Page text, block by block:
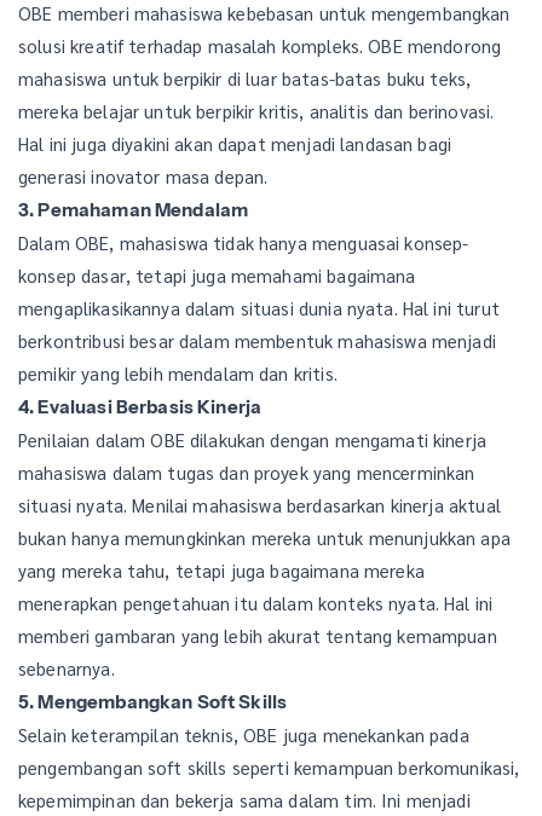
OBE memberi mahasiswa kebebasan untuk mengembangkan
solusi kreatif terhadap masalah kompleks. OBE mendorong
mahasiswa untuk berpikir di luar batas-batas buku teks,
mereka belajar untuk berpikir kritis, analitis dan berinovasi.
Hal ini juga diyakini akan dapat menjadi landasan bagi
generasi inovator masa depan.
3. Pemahaman Mendalam
Dalam OBE, mahasiswa tidak hanya menguasai konsep-
konsep dasar, tetapi juga memahami bagaimana
mengaplikasikannya dalam situasi dunia nyata. Hal ini turut
berkontribusi besar dalam membentuk mahasiswa menjadi
pemikir yang lebih mendalam dan kritis.
4. Evaluasi Berbasis Kinerja
Penilaian dalam OBE dilakukan dengan mengamati kinerja
mahasiswa dalam tugas dan proyek yang mencerminkan
situasi nyata. Menilai mahasiswa berdasarkan kinerja aktual
bukan hanya memungkinkan mereka untuk menunjukkan apa
yang mereka tahu, tetapi juga bagaimana mereka
menerapkan pengetahuan itu dalam konteks nyata. Hal ini
memberi gambaran yang lebih akurat tentang kemampuan
sebenarnya.
5. Mengembangkan Soft Skills
Selain keterampilan teknis, OBE juga menekankan pada
pengembangan soft skills seperti kemampuan berkomunikasi,
kepemimpinan dan bekerja sama dalam tim. Ini menjadi